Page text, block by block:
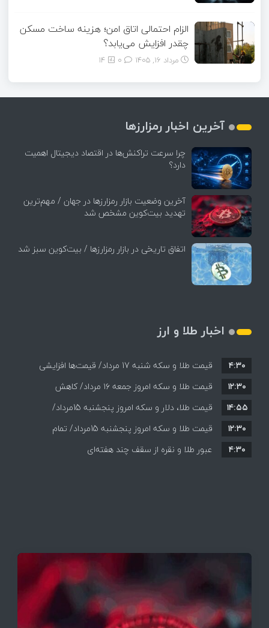
الزام احتمالی اتاق امن؛ هزینه ساخت مسکن
چقدر افزایش می‌یابد؟
مرداد ۱۶, ۱۴۰۵ 14
آخرین اخبار رمزارزها
چرا سرعت تراکنش‌ها در اقتصاد دیجیتال اهمیت
دارد؟
آخرین وضعیت بازار رمزارزها در جهان / مهم‌ترین
تهدید بیت‌کوین مشخص شد
اتفاق تاریخی در بازار رمزارزها / بیت‌کوین سبز شد
اخبار طلا و ارز
قیمت طلا و سکه شنبه 17 مرداد/ قیمت‌ها افزایشی
۴:۳۰
قیمت طلا و سکه امروز جمعه ۱۶ مرداد/ کاهش
قیمت ها+ جدول و جزییات
۱۲:۳۰
قیمت طلا، دلار و سکه امروز پنجشنبه 15مرداد/
افزایش قیمت ها + جدول
۱۴:۵۵
قیمت طلا و سکه امروز پنجشنبه 15مرداد/ تمام
قیمت ها بر مدار افزایش + جدول
۱۲:۳۰
عبور طلا و نقره از سقف چند هفته‌ای
۴:۳۰